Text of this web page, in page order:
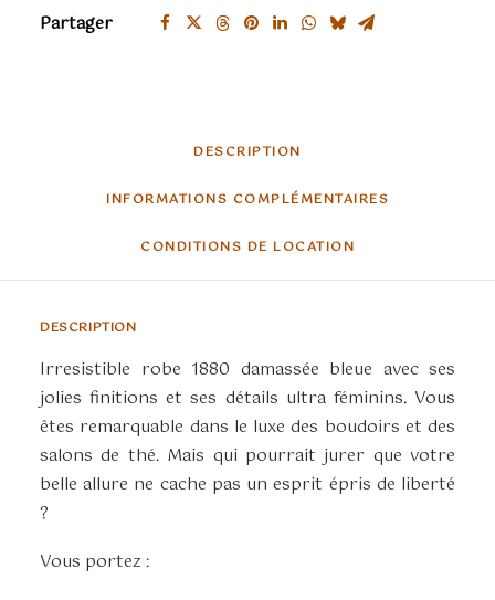
Partager
DESCRIPTION
INFORMATIONS COMPLÉMENTAIRES
CONDITIONS DE LOCATION
DESCRIPTION
Irresistible robe 1880 damassée bleue avec ses
jolies finitions et ses détails ultra féminins. Vous
êtes remarquable dans le luxe des boudoirs et des
salons de thé. Mais qui pourrait jurer que votre
belle allure ne cache pas un esprit épris de liberté
?
Vous portez :